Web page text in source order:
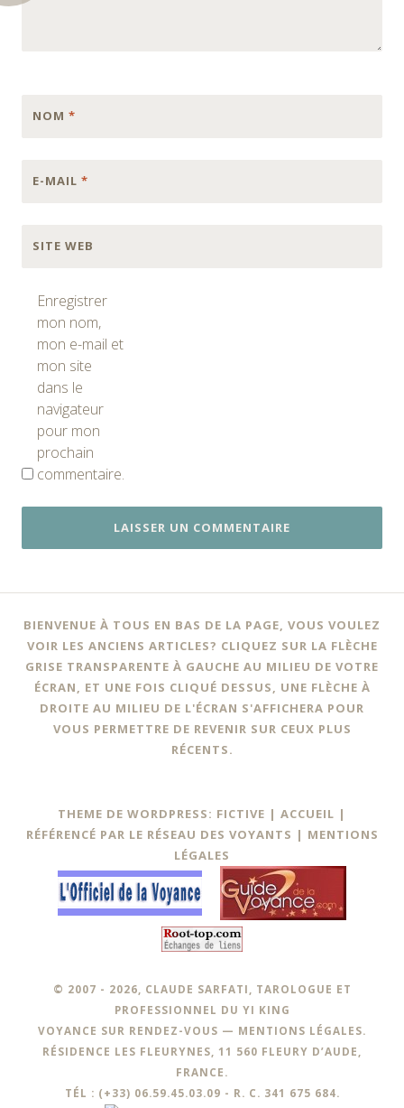
NOM *
E-MAIL *
SITE WEB
Enregistrer
mon nom,
mon e-mail et
mon site
dans le
navigateur
pour mon
prochain
commentaire.
BIENVENUE À TOUS EN BAS DE LA PAGE, VOUS VOULEZ
VOIR LES ANCIENS ARTICLES? CLIQUEZ SUR LA FLÈCHE
GRISE TRANSPARENTE À GAUCHE AU MILIEU DE VOTRE
ÉCRAN, ET UNE FOIS CLIQUÉ DESSUS, UNE FLÈCHE À
DROITE AU MILIEU DE L'ÉCRAN S'AFFICHERA POUR
VOUS PERMETTRE DE REVENIR SUR CEUX PLUS
RÉCENTS.
THEME DE WORDPRESS: FICTIVE | ACCUEIL |
RÉFÉRENCÉ PAR LE RÉSEAU DES VOYANTS | MENTIONS
LÉGALES
© 2007 - 2026, CLAUDE SARFATI, TAROLOGUE ET
PROFESSIONNEL DU YI KING
VOYANCE SUR RENDEZ-VOUS — MENTIONS LÉGALES.
RÉSIDENCE LES FLEURYNES, 11 560 FLEURY D’AUDE,
FRANCE.
TÉL : (+33) 06.59.45.03.09 - R. C. 341 675 684.